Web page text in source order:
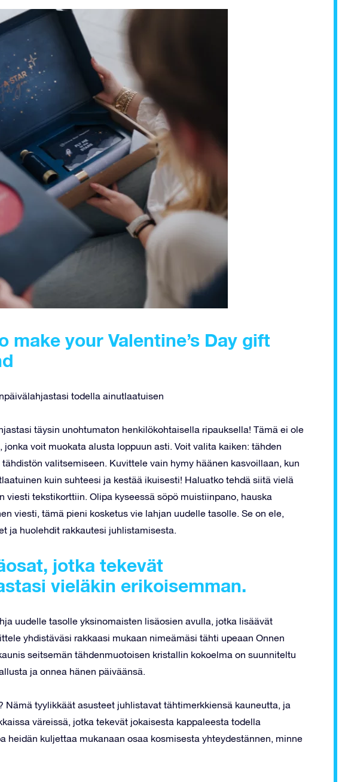
make your Valentine’s Day gift
todella ainutlaatuisen
täysin unohtumaton henkilökohtaisella ripauksella! Tämä ei ole
voit muokata alusta loppuun asti. Voit valita kaiken: tähden
valitsemiseen. Kuvittele vain hymy häänen kasvoillaan, kun
kuin suhteesi ja kestää ikuisesti! Haluatko tehdä siitä vielä
viesti tekstikorttiin. Olipa kyseessä söpö muistiinpano, hauska
viesti, tämä pieni kosketus vie lahjan uudelle tasolle. Se on ele,
ja huolehdit rakkautesi juhlistamisesta.
jotka tekevät
vieläkin erikoisemman.
uudelle tasolle yksinomaisten lisäosien avulla, jotka lisäävät
yhdistäväsi rakkaasi mukaan nimeämäsi tähti upeaan Onnen
seitsemän tähdenmuotoisen kristallin kokoelma on suunniteltu
ja onnea hänen päiväänsä.
Nämä tyylikkäät asusteet juhlistavat tähtimerkkiensä kauneutta, ja
väreissä, jotka tekevät jokaisesta kappaleesta todella
heidän kuljettaa mukanaan osaa kosmisesta yhteydestännen, minne